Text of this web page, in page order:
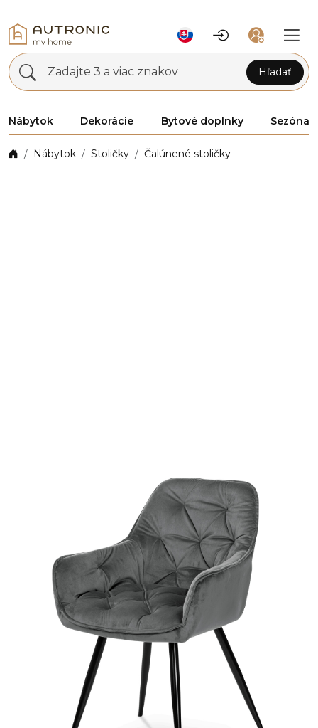
Zadajte 3 a viac znakov Hľadať
Nábytok Dekorácie Bytové doplnky Sezóna
Nábytok Stoličky Čalúnené stoličky